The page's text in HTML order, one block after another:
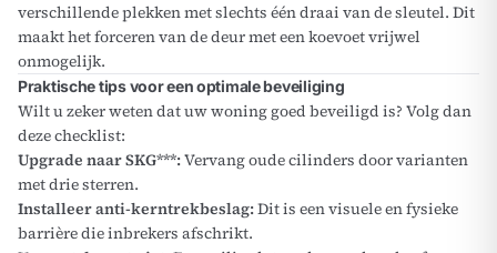
verschillende plekken met slechts één draai van de sleutel. Dit
maakt het forceren van de deur met een koevoet vrijwel
onmogelijk.
Praktische tips voor een optimale beveiliging
Wilt u zeker weten dat uw woning goed beveiligd is? Volg dan
deze checklist:
Upgrade naar SKG***:Vervang oude cilinders door varianten
met drie sterren.
Installeer anti-kerntrekbeslag:Dit is een visuele en fysieke
barrière die inbrekers afschrikt.